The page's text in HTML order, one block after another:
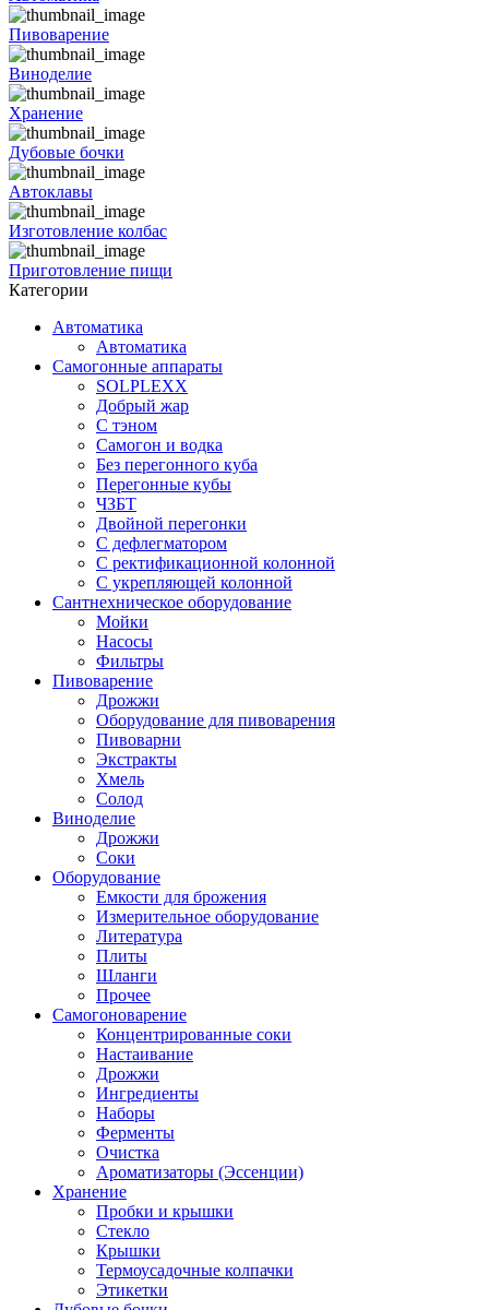
Пивоварение
Виноделие
Хранение
Дубовые бочки
Автоклавы
Изготовление колбас
Приготовление пищи
Категории
Автоматика
Автоматика
Самогонные аппараты
SOLPLEXX
Добрый жар
С тэном
Самогон и водка
Без перегонного куба
Перегонные кубы
ЧЗБТ
Двойной перегонки
С дефлегматором
С ректификационной колонной
С укрепляющей колонной
Сантнехническое оборудование
Мойки
Насосы
Фильтры
Пивоварение
Дрожжи
Оборудование для пивоварения
Пивоварни
Экстракты
Хмель
Солод
Виноделие
Дрожжи
Соки
Оборудование
Емкости для брожения
Измерительное оборудование
Литература
Плиты
Шланги
Прочее
Самогоноварение
Концентрированные соки
Настаивание
Дрожжи
Ингредиенты
Наборы
Ферменты
Очистка
Ароматизаторы (Эссенции)
Хранение
Пробки и крышки
Стекло
Крышки
Термоусадочные колпачки
Этикетки